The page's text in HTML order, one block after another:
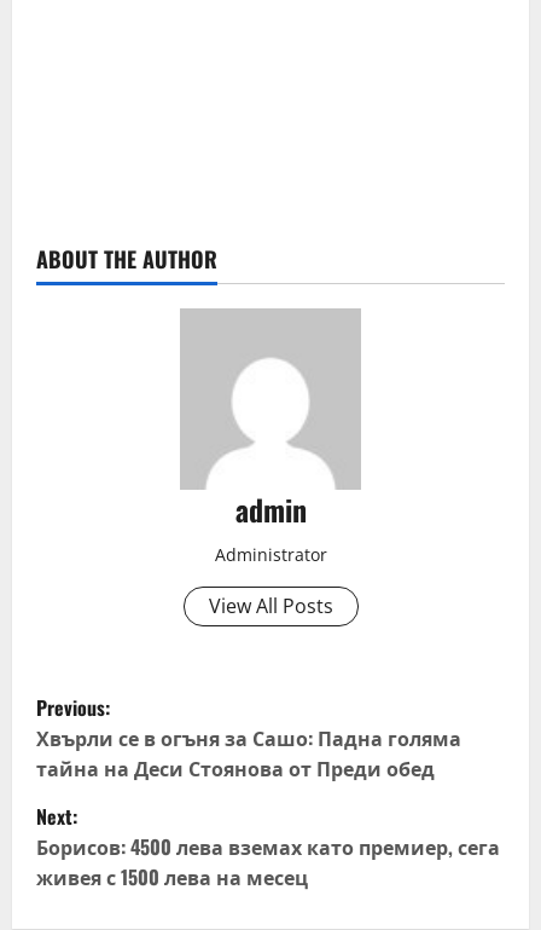
ABOUT THE AUTHOR
admin
Administrator
View All Posts
P
o
s
t
n
Previous:
Хвърли се в огъня за Сашо: Падна голяма
тайна на Деси Стоянова от Преди обед
Next:
Борисов: 4500 лева вземах като премиер, сега
живея с 1500 лева на месец